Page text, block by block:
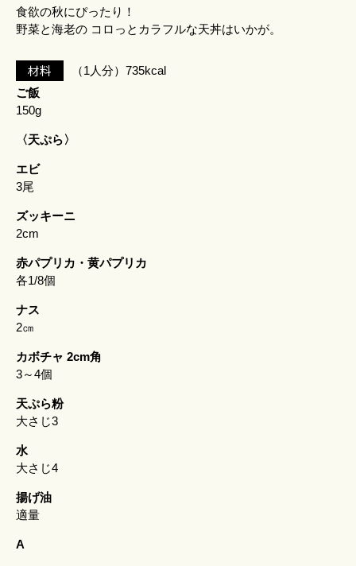
食欲の秋にぴったり！
野菜と海老の コロっとカラフルな天丼はいかが。
材料
（1人分）735kcal
ご飯
150g
〈天ぷら〉
エビ
3尾
ズッキーニ
2cm
赤パプリカ・黄パプリカ
各1/8個
ナス
2㎝
カボチャ 2cm角
3～4個
天ぷら粉
大さじ3
水
大さじ4
揚げ油
適量
A